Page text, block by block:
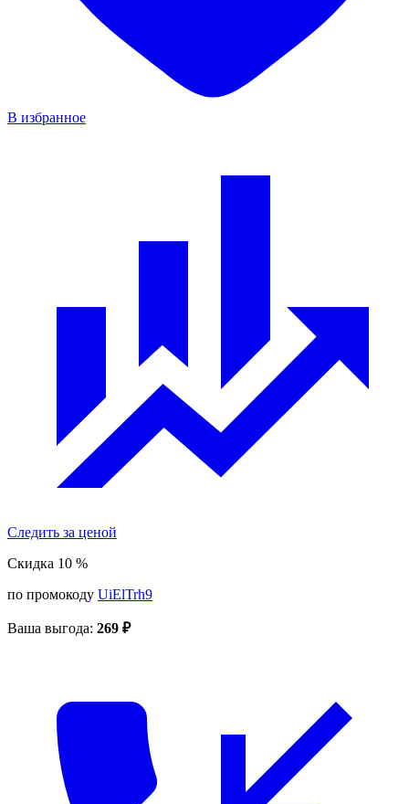
В избранное
Следить за ценой
Скидка 10 %
по промокоду UiElTrh9
Ваша выгода: 269 ₽